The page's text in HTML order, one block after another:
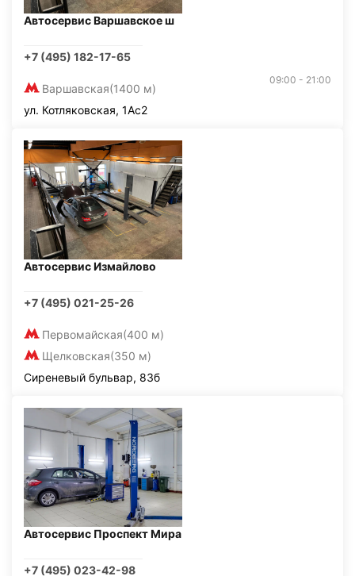
Автосервис Варшавское ш
+7 (495) 182-17-65
Варшавская(1400 м)
09:00 - 21:00
ул. Котляковская, 1Ас2
Автосервис Измайлово
+7 (495) 021-25-26
Первомайская(400 м)
Щелковская(350 м)
Сиреневый бульвар, 83б
Автосервис Проспект Мира
+7 (495) 023-42-98